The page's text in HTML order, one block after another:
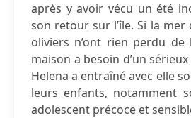
après y avoir vécu un été
son retour sur l’île. Si la mer
oliviers n’ont rien perdu de
maison a besoin d’un
Helena a entraîné avec elle
leurs enfants, notamment
adolescent précoce et